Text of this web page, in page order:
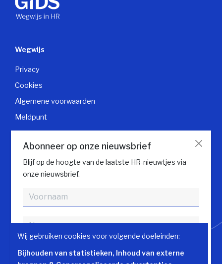
Abonneer op onze nieuwsbrief
Blijf op de hoogte van de laatste HR-nieuwtjes via
onze nieuwsbrief.
Wegwijs
Privacy
Cookies
Algemene voorwaarden
Meldpunt
Klantendienst
Contacteer klantendienst
Volg HR gids
Wij gebruiken cookies voor volgende doeleinden:
Bijhouden van statistieken, Inhoud van externe